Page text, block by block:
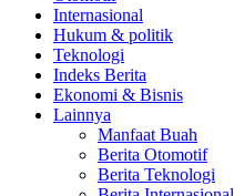
Internasional
Hukum & politik
Teknologi
Indeks Berita
Ekonomi & Bisnis
Lainnya
Manfaat Buah
Berita Otomotif
Berita Teknologi